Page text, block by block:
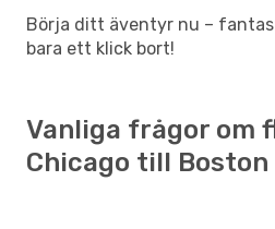
Börja ditt äventyr nu –
bara ett klick bort!
Vanliga frågor om
Chicago till Boston